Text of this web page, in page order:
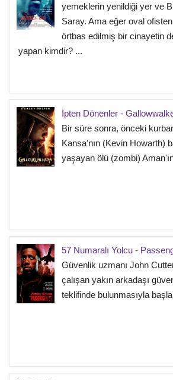
yemeklerin yenildiği yer ve
Saray. Ama eğer oval
örtbas edilmiş bir cinayetin
yapan kimdir? ...
İpten Dönenler -
Bir süre sonra, önceki
Kansa'nın (Kevin Howarth)
yaşayan ölü (zombi)
57 Numaralı Yolcu -
Güvenlik uzmanı John
çalışan yakın arkadaşı
teklifinde bulunmasıyla